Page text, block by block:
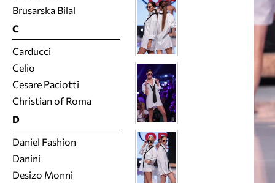
Brusarska Bilal
C
Carducci
Celio
Cesare Paciotti
Christian of Roma
D
Daniel Fashion
Danini
Desizo Monni